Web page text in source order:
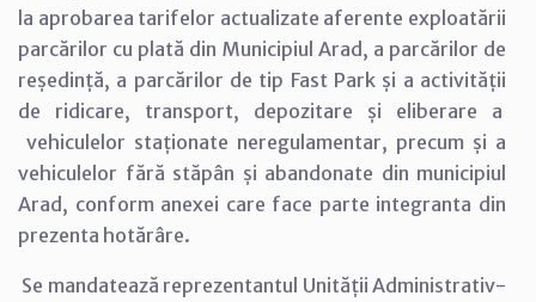
la aprobarea tarifelor actualizate aferente exploatării
parcărilor cu plată din Municipiul Arad, a parcărilor de
reședință, a parcărilor de tip Fast Park și a activității
de ridicare, transport, depozitare și eliberare a
vehiculelor staționate neregulamentar, precum și a
vehiculelor fără stăpân și abandonate din municipiul
Arad, conform anexei care face parte integranta din
prezenta hotărâre.
Se mandatează reprezentantul Unității Administrativ-